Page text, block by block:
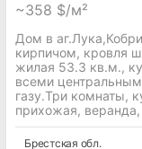
~358 $/м²
Дом в
кирпичом, кровля
жилая 53.3 кв.м.,
всеми
газу.Три комнаты,
прихожая,
Брестская обл.